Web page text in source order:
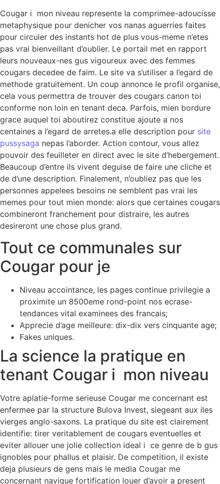
Cougar i mon niveau represente la comprimee-adoucisse
metaphysique pour denicher vos nanas aguerries faites
pour circuler des instants hot de plus vous-meme n’etes
pas vrai bienveillant d’oublier. Le portail met en rapport
leurs nouveaux-nes gus vigoureux avec des femmes
cougars decedee de faim. Le site va s’utiliser a l’egard de
methode gratuitement. Un coup annonce le profil organise,
cela vous permettra de trouver des cougars canon toi
conforme non loin en tenant deca. Parfois, mien bordure
grace auquel toi aboutirez constitue ajoute a nos
centaines a l’egard de arretes.a elle description pour site
pussysaga nepas l’aborder. Action contour, vous allez
pouvoir des feuilleter en direct avec le site d’hebergement.
Beaucoup d’entre ils vivent deguise de faire une cliche et
de d’une description. Finalement, n’oubliez pas que les
personnes appelees besoins ne semblent pas vrai les
memes pour tout mien monde: alors que certaines cougars
combineront franchement pour distraire, les autres
desireront une chose plus grand.
Tout ce communales sur
Cougar pour je
Niveau accointance, les pages continue privilegie a
proximite un 8500eme rond-point nos ecrase-
tendances vital examinees des francais;
Apprecie d’age meilleure: dix-dix vers cinquante age;
Fakes uniques.
La science la pratique en
tenant Cougar i mon niveau
Votre aplatie-forme serieuse Cougar me concernant est
enfermee par la structure Bulova Invest, siegeant aux iles
vierges anglo-saxons. La pratique du site est clairement
identifie: tirer veritablement de cougars eventuelles et
eviter allouer une jolie collection ideal i ce genre de b gus
ignobles pour phallus et plaisir. De competition, il existe
deja plusieurs de gens mais le media Cougar me
concernant navigue fortification louer d’avoir a present